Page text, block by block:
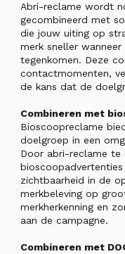
Abri-reclame wordt
gecombineerd met
die jouw uiting op
merk sneller
tegenkomen. Deze
contactmomenten,
de kans dat de
Combineren met
Bioscoopreclame
doelgroep in een
Door abri-reclame te
zichtbaarheid in de
merkbeleving op
merkherkenning en
aan de campagne.
Combineren met